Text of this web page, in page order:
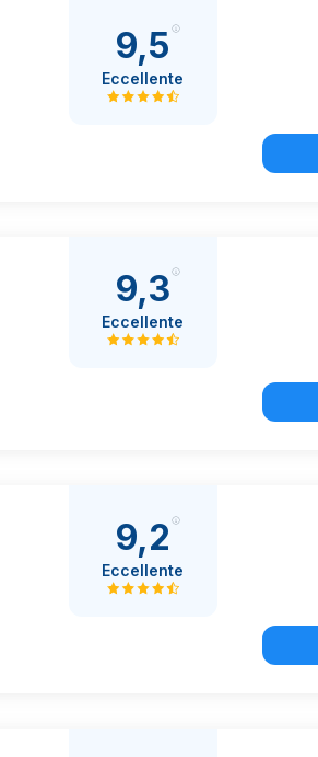
9,5
Eccellente
9,3
Eccellente
9,2
Eccellente